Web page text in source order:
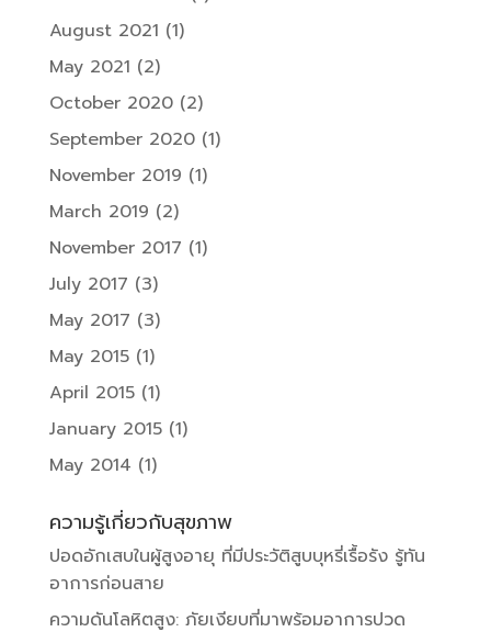
August 2021 (1)
May 2021 (2)
October 2020(2)
September 2020(1)
November 2019 (1)
March 2019 (2)
November 2017 (1)
July 2017 (3)
May 2017 (3)
May 2015(1)
April 2015(1)
January 2015(1)
May 2014 (1)
ความรู้เกี่ยวกับสุขภาพ
ปอดอักเสบในผู้สูงอายุ ที่มีประวัติสูบบุหรี่เรื้อรัง รู้ทัน
อาการก่อนสาย
ความดันโลหิตสูง: ภัยเงียบที่มาพร้อมอาการปวด